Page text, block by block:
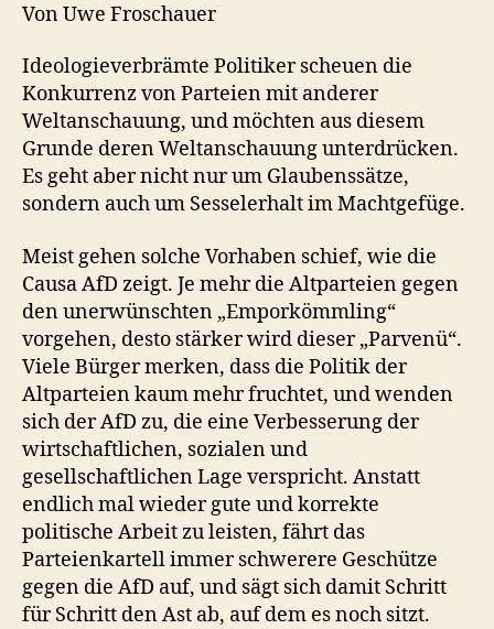
Von Uwe Froschauer
Ideologieverbrämte Politiker scheuen die
Konkurrenz von Parteien mit anderer
Weltanschauung, und möchten aus diesem
Grunde deren Weltanschauung unterdrücken.
Es geht aber nicht nur um Glaubenssätze,
sondern auch um Sesselerhalt im Machtgefüge.
Meist gehen solche Vorhaben schief, wie die
Causa AfD zeigt. Je mehr die Altparteien gegen
den unerwünschten „Emporkömmling“
vorgehen, desto stärker wird dieser „Parvenü“.
Viele Bürger merken, dass die Politik der
Altparteien kaum mehr fruchtet, und wenden
sich der AfD zu, die eine Verbesserung der
wirtschaftlichen, sozialen und
gesellschaftlichen Lage verspricht. Anstatt
endlich mal wieder gute und korrekte
politische Arbeit zu leisten, fährt das
Parteienkartell immer schwerere Geschütze
gegen die AfD auf, und sägt sich damit Schritt
für Schritt den Ast ab, auf dem es noch sitzt.